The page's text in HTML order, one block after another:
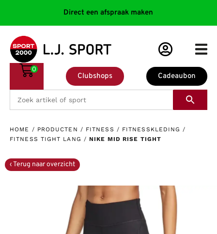
Direct een afspraak maken
Cadeaubon
Clubshops
0
HOME / PRODUCTEN / FITNESS / FITNESSKLEDING /
FITNESS TIGHT LANG /NIKE MID RISE TIGHT